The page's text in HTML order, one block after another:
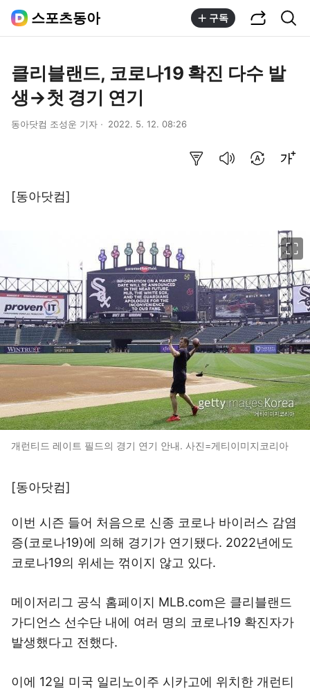
스포츠동아 구독
클리블랜드, 코로나19 확진 다수 발
생→첫 경기 연기
동아닷컴 조성운 기자 2022. 5. 12. 08:26
[동아닷컴]
개런티드 레이트 필드의 경기 연기 안내. 사진=게티이미지코리아
[동아닷컴]
이번 시즌 들어 처음으로 신종 코로나 바이러스 감염
증(코로나19)에 의해 경기가 연기됐다. 2022년에도
코로나19의 위세는 꺾이지 않고 있다.
메이저리그 공식 홈페이지 MLB.com은 클리블랜드
가디언스 선수단 내에 여러 명의 코로나19 확진자가
발생했다고 전했다.
이에 12일 미국 일리노이주 시카고에 위치한 개런티